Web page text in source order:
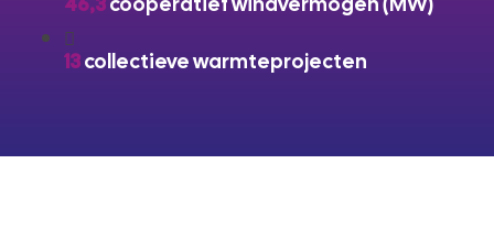
13collectieve warmteprojecten